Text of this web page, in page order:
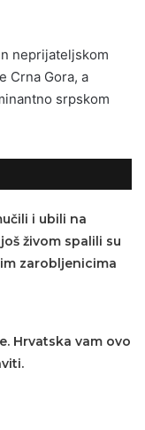
neprijateljskom
Crna Gora, a
srpskom
i ubili na
živom spalili su
zarobljenicima
Hrvatska vam ovo